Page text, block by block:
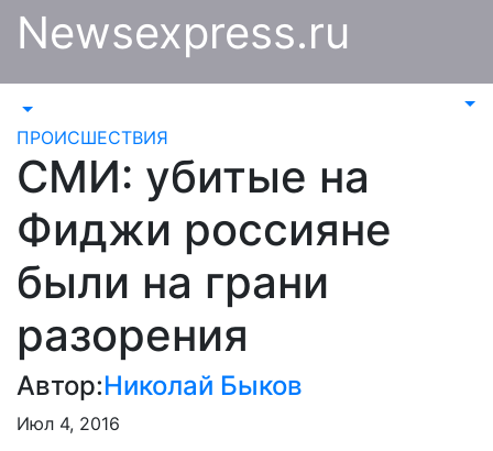
Перейти
Newsexpress.ru
ПРОИСШЕСТВИЯ
СМИ: убитые на
Фиджи россияне
были на грани
разорения
Автор:Николай Быков
Июл 4, 2016